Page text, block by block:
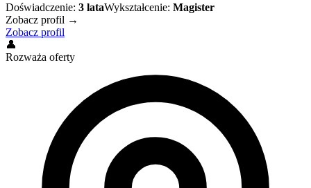
Doświadczenie: 3 lataWykształcenie: Magister
Zobacz profil →
Zobacz profil
👤
Rozważa oferty